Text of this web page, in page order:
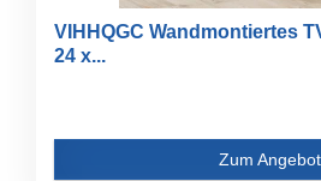
VIHHQGC Wandmontiertes
24 x...
Zum Angebot